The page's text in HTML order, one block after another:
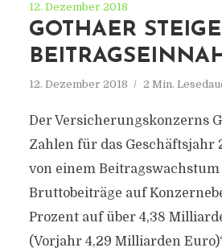
12. Dezember 2018
GOTHAER
12. Dezember 2018 2 Min.
Der Versicherungskonzerns
Zahlen für das Geschäftsjahr
von einem
Bruttobeiträge auf
Prozent auf über 4,38
(Vorjahr 4,29 Milliarden